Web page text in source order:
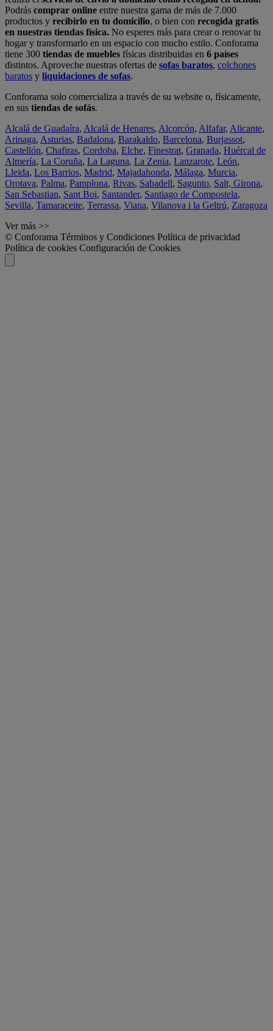
Podrás comprar online entre nuestra gama de más de 7.000
productos y recibirlo en tu domicilio, o bien con recogida gratis
en nuestras tiendas física. No esperes más para crear o renovar tu
hogar y transformarlo en un espacio con mucho estilo. Conforama
tiene 300 tiendas de muebles físicas distribuidas en 6 países
distintos. Aproveche nuestras ofertas de sofas baratos, colchones
baratos y liquidaciones de sofas.
Conforama solo comercializa a través de su website o, físicamente,
en sus tiendas de sofás.
Alcalá de Guadaíra, Alcalá de Henares, Alcorcón, Alfafar, Alicante,
Arinaga, Asturias, Badalona, Barakaldo, Barcelona, Burjassot,
Castellón, Chafiras, Cordoba, Elche, Finestrat, Granada, Huércal de
Almería, La Coruña, La Laguna, La Zenia, Lanzarote, León,
Lleida, Los Barrios, Madrid, Majadahonda, Málaga, Murcia,
Orotava, Palma, Pamplona, Rivas, Sabadell, Sagunto, Salt, Girona,
San Sebastian, Sant Boi, Santander, Santiago de Compostela,
Sevilla, Tamaraceite, Terrassa, Viana, Vilanova i la Geltrú, Zaragoza
Ver más >>
© Conforama Términos y Condiciones Política de privacidad
Política de cookies Configuración de Cookies